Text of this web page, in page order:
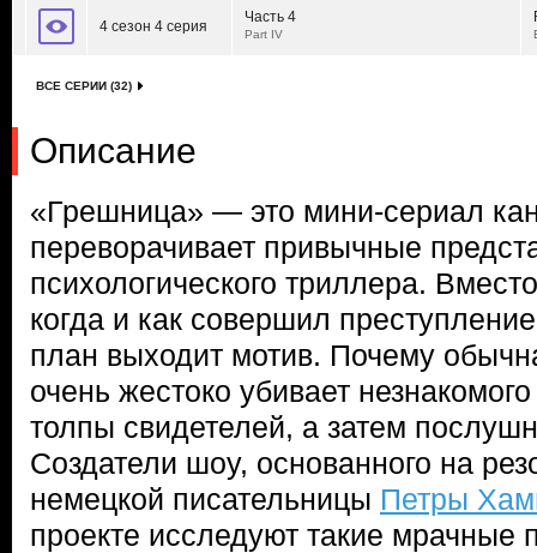
4 сезон 4 серия
Часть 4
Part IV
ВСЕ СЕРИИ (32)
Описание
«Грешница» — это мини-сериал
переворачивает привычные
психологического триллера.
когда и как совершил
план выходит мотив. Почему
очень жестоко убивает
толпы свидетелей, а затем
Создатели шоу, основанного на
немецкой писательницы Петры
проекте исследуют такие мрачные